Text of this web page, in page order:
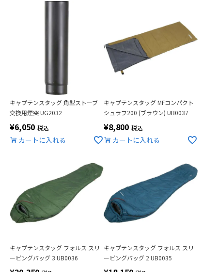
キャプテンスタッグ 角型ストーブ
交換用煙突 UG2032
¥6,050 税込
カートに入れる
キャプテンスタッグ MFコンパクト
シュラフ200 (ブラウン) UB0037
¥8,800 税込
カートに入れる
キャプテンスタッグ フォルス スリ
ーピングバッグ 3 UB0036
キャプテンスタッグ フォルス スリ
ーピングバッグ 2 UB0035